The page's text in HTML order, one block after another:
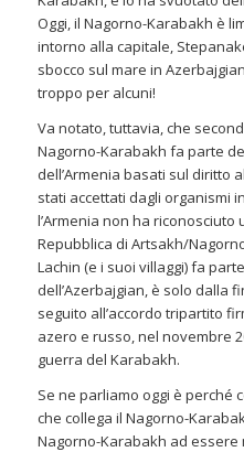
Oggi, il Nagorno-Karabakh è
intorno alla capitale,
sbocco sul mare in
troppo per alcuni!
Va notato, tuttavia, che
Nagorno-Karabakh fa parte
dell’Armenia basati sul diritto
stati accettati dagli organismi
l’Armenia non ha riconosciuto
Repubblica di Artsakh/
Lachin (e i suoi villaggi) fa
dell’Azerbajgian, è solo dalla
seguito all’accordo tripartito
azero e russo, nel novembre
guerra del Karabakh.
Se ne parliamo oggi è perché
che collega il Nagorno-
Nagorno-Karabakh ad essere